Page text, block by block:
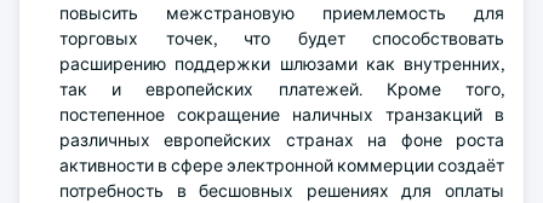
повысить межстрановую приемлемость для
торговых точек, что будет способствовать
расширению поддержки шлюзами как внутренних,
так и европейских платежей. Кроме того,
постепенное сокращение наличных транзакций в
различных европейских странах на фоне роста
активности в сфере электронной коммерции создаёт
потребность в бесшовных решениях для оплаты